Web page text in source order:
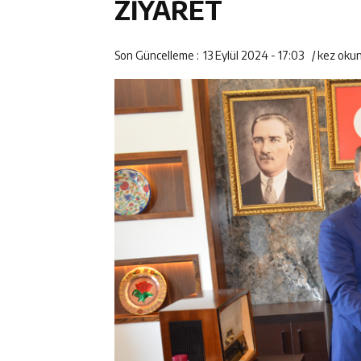
ZİYARET
Son Güncelleme : 13 Eylül 2024 - 17:03 /kez